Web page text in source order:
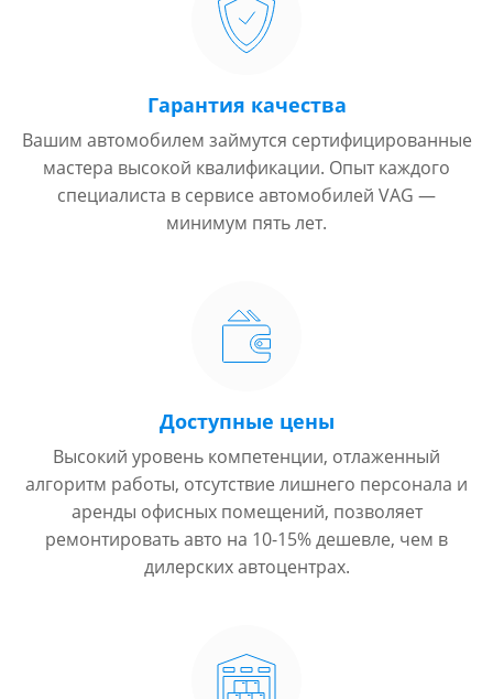
Гарантия качества
Вашим автомобилем займутся сертифицированные
мастера высокой квалификации. Опыт каждого
специалиста в сервисе автомобилей VAG —
минимум пять лет.
Доступные цены
Высокий уровень компетенции, отлаженный
алгоритм работы, отсутствие лишнего персонала и
аренды офисных помещений, позволяет
ремонтировать авто на 10-15% дешевле, чем в
дилерских автоцентрах.